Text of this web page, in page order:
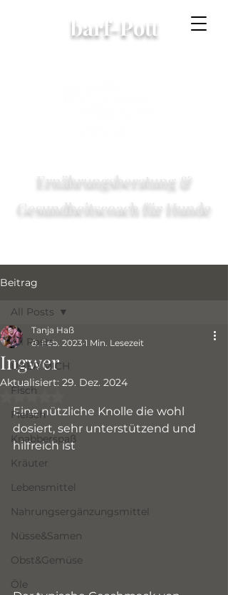
barf-Pott
Ernährungsberatung &
Gesundheitscoach für Hunde
Beitrag
All Posts
ÜBER MICH
Fisch
Fleisch
Knabberspaß
Kräuter
Lebensmittel
Nahrungsergänzungsmittel
Nüsse&Samen
Obst&Gemüse
Öle
All Posts
Ingwer
Tanja Haß
8. Feb. 2023 1 Min. Lesezeit
Aktualisiert: 29. Dez. 2024
Mit NaN von 5 Sternen bewertet.
Eine nützliche Knolle die wohl
dosiert, sehr unterstützend und
hilfreich ist